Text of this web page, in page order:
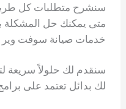
سنشرح متطلبات كل
متى يمكنك حل المشكلة
خدمات صيانة سوفت
سنقدم لك حلولاً
لك بدائل تعتمد على